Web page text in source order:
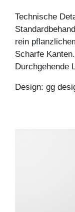
Technische
rein
Scharfe Kanten.
Durchgehende
Design: gg